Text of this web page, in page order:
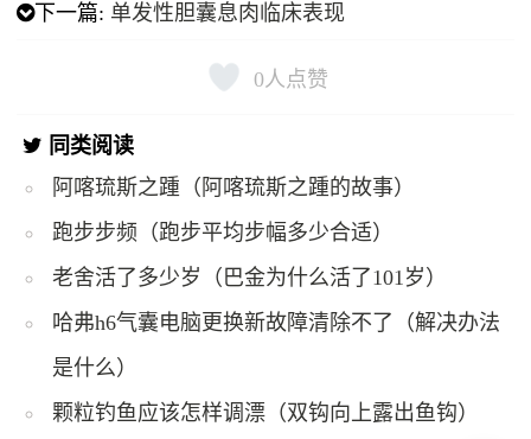
下一篇: ​单发性胆囊息肉临床表现
0人点赞
同类阅读
阿喀琉斯之踵（阿喀琉斯之踵的故事）
跑步步频（跑步平均步幅多少合适）
老舍活了多少岁（巴金为什么活了101岁）
哈弗h6气囊电脑更换新故障清除不了（解决办法
是什么）
颗粒钓鱼应该怎样调漂（双钩向上露出鱼钩）